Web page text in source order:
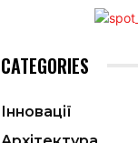
CATEGORIES
Інновації